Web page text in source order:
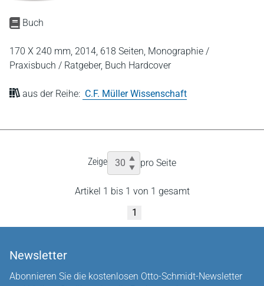
Buch
170 X 240 mm, 2014, 618 Seiten, Monographie /
Praxisbuch / Ratgeber, Buch Hardcover
aus der Reihe: C.F. Müller Wissenschaft
Zeige pro Seite
Artikel 1 bis 1 von 1 gesamt
1
Newsletter
Abonnieren Sie die kostenlosen Otto-Schmidt-Newsletter